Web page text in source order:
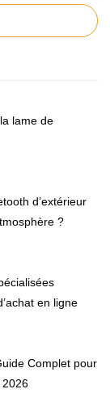
lame de
d’extérieur
?
en ligne
Complet pour
2026